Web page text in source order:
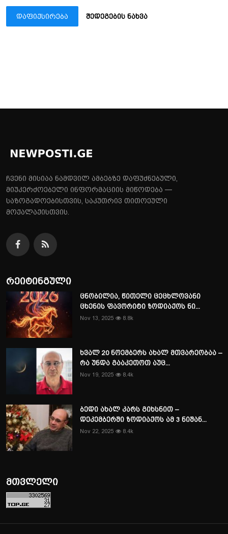
დაფიქსირება შედეგების ნახვა
ჩვენი მისიაა ნამდვილ ამბებზე დაფუძნებული,
მიუკერძოებელი ინფორმაციის მიწოდება —
საზოგადოებისთვის, საკუთრივ თითოეული
მოქალაქისთვის.
რეიტინგული
ცნობილია, წითელი ცეცხლოვანი
ცხენის ფავორიტი ზოდიაქოს ნი...
Nov 13, 2025 8.8k
ხვალ 20 ნოემბერს ახალ მთვარეობაა –
რა უნდა გააკეთოთ აუც...
Nov 19, 2025 8.4k
ბედი ახალ კარს გიხსნით –
დეკემბერში ზოდიაქოს ამ 3 ნიშან...
Nov 22, 2025 8.4k
მთვლელი